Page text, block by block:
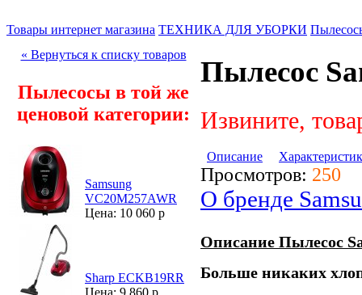
Товары интернет магазина ТЕХНИКА ДЛЯ УБОРКИ
« Вернуться к списку товаров
Пылесосы в той же
ценовой категории:
Samsung
VC20M257AWR
Цена: 10 060 р
Sharp ECKB19RR
Цена: 9 860 р
Пылесос
Извините,
Описание
Просмотров: 250
О бренде
Описание Пылесос
Больше никаких